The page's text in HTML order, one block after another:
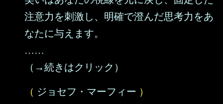
注意力を刺激し、明確で澄んだ思考力をあ
なたに与えます。
……
（→続きはクリック）
（ ジョセフ・マーフィー ）